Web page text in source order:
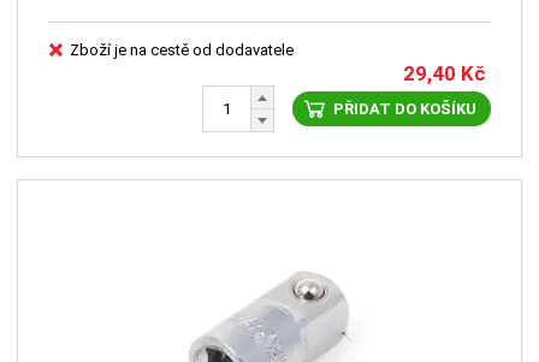
Zboží je na cestě od dodavatele
29,40 Kč
PŘIDAT DO KOŠÍKU